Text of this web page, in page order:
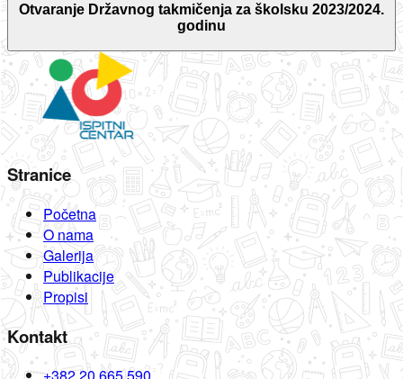
Otvaranje Državnog takmičenja za školsku 2023/2024.
godinu
Stranice
Početna
O nama
Galerija
Publikacije
Propisi
Kontakt